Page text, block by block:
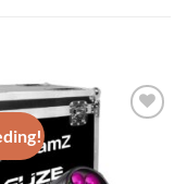
Toevoegen